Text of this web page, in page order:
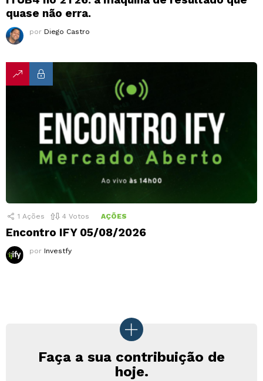
quase não erra.
por Diego Castro
1 Ações 4 Votos AÇÕES
Encontro IFY 05/08/2026
por Investfy
Faça a sua contribuição de
hoje.